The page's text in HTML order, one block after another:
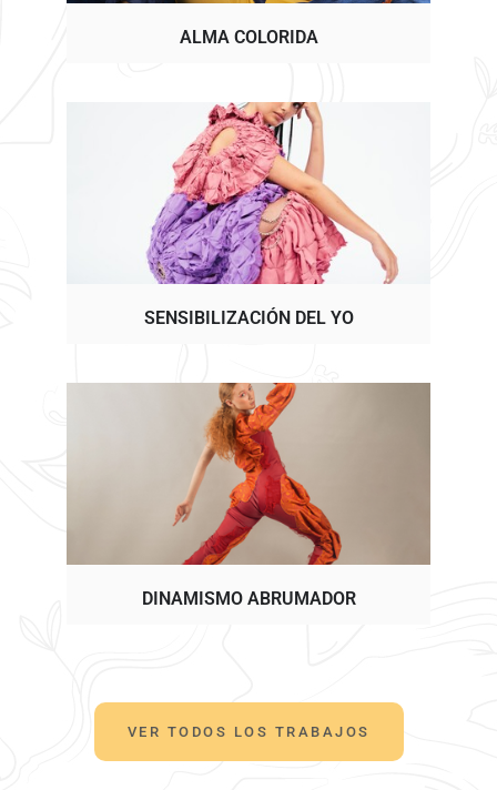
ALMA COLORIDA
SENSIBILIZACIÓN DEL YO
DINAMISMO ABRUMADOR
VER TODOS LOS TRABAJOS